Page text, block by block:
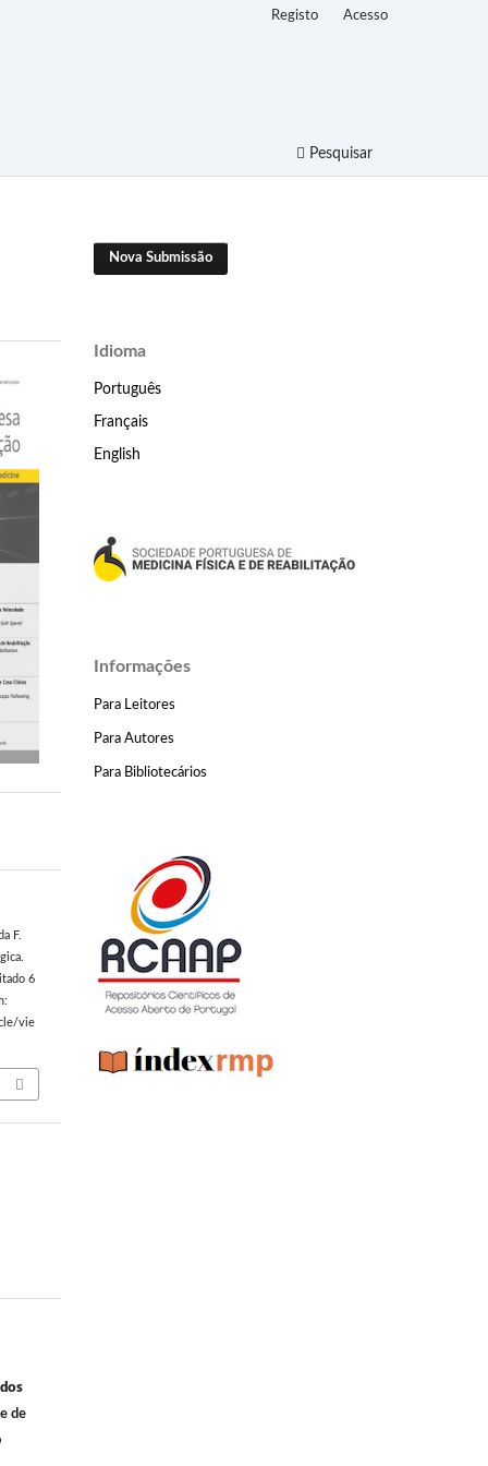
Pesquisar
Registo Acesso
F.
6
vie
de
Nova Submissão
Idioma
Português
Français
English
Informações
Para Leitores
Para Autores
Para Bibliotecários